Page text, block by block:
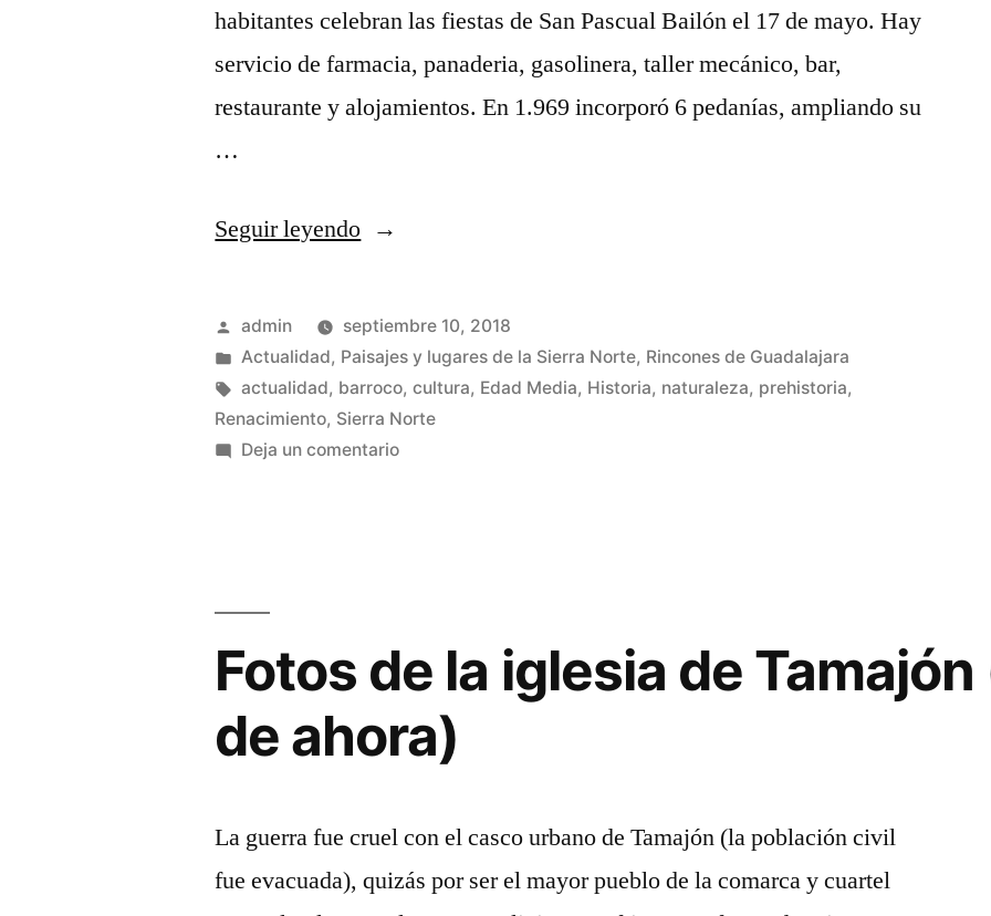
habitantes celebran las fiestas de San Pascual Bailón el 17 de mayo. Hay
servicio de farmacia, panaderia, gasolinera, taller mecánico, bar,
restaurante y alojamientos. En 1.969 incorporó 6 pedanías, ampliando su
…
Seguir leyendo«Torremocha
Campo
y
sus
6
Publicado
por
admin
septiembre 10, 2018
Publicado
en
Actualidad, Paisajes y lugares de la Sierra Norte, Rincones de Guadalajara
Etiquetas:
actualidad, barroco,cultura, Edad Media, Historia, naturaleza, prehistoria,
Renacimiento, Sierra Norte
Deja un comentarioen
pedanías
Fotos de la iglesia de
de ahora)
La guerra fue cruel con el casco urbano de Tamajón (la población civil
fue evacuada), quizás por ser el mayor pueblo de la comarca y cuartel